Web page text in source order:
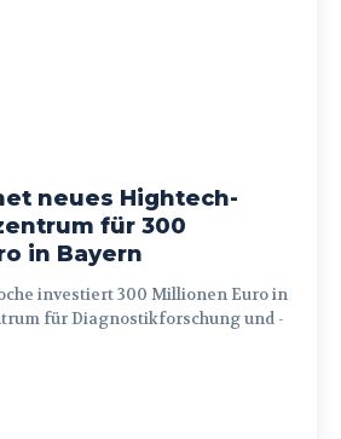
neues Hightech-
für 300
in Bayern
für Diagnostikforschung und -